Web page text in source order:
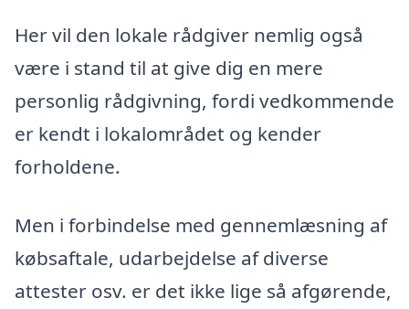
Her vil den lokale rådgiver nemlig også
være i stand til at give dig en mere
personlig rådgivning, fordi vedkommende
er kendt i lokalområdet og kender
forholdene.
Men i forbindelse med gennemlæsning af
købsaftale, udarbejdelse af diverse
attester osv. er det ikke lige så afgørende,